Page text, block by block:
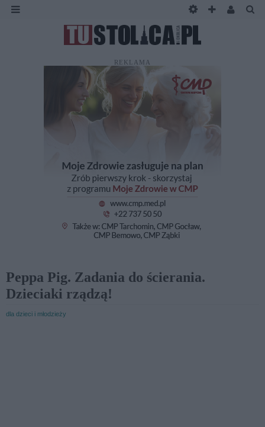
REKLAMA
Peppa Pig. Zadania do ścierania.
Dzieciaki rządzą!
dla dzieci i młodzieży